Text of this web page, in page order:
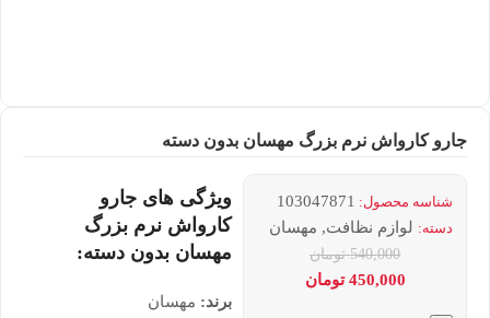
جارو کارواش نرم بزرگ مهسان بدون دسته
ویژگی های جارو
کارواش نرم بزرگ
مهسان بدون دسته:
برند: مهسان
شناسه محصول: 103047871
دسته: لوازم نظافت, مهسان
540,000 تومان
450,000 تومان